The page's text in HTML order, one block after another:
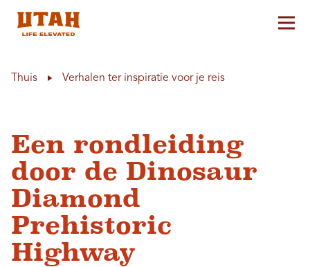
Thuis Verhalen ter inspiratie voor je reis
Een rondleiding
door de Dinosaur
Diamond
Prehistoric
Highway